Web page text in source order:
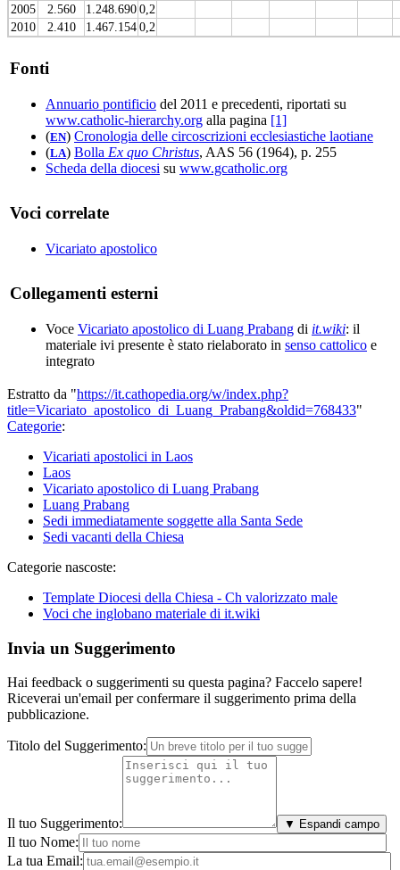
2005
2.560 1.248.6900,2
2010
2.410 1.467.1540,2
Fonti
Annuario pontificio del 2011 e precedenti, riportati su
www.catholic-hierarchy.org alla pagina [1]
(EN) Cronologia delle circoscrizioni ecclesiastiche laotiane
(LA) Bolla Ex quo Christus, AAS 56 (1964), p. 255
Scheda della diocesi su www.gcatholic.org
Voci correlate
Vicariato apostolico
Collegamenti esterni
Voce Vicariato apostolico di Luang Prabang di it.wiki: il
materiale ivi presente è stato rielaborato in senso cattolico e
integrato
Estratto da "https://it.cathopedia.org/w/index.php?
title=Vicariato_apostolico_di_Luang_Prabang&oldid=768433"
Categorie:
Vicariati apostolici in Laos
Laos
Vicariato apostolico di Luang Prabang
Luang Prabang
Sedi immediatamente soggette alla Santa Sede
Sedi vacanti della Chiesa
Categorie nascoste:
Template Diocesi della Chiesa - Ch valorizzato male
Voci che inglobano materiale di it.wiki
Invia un Suggerimento
Hai feedback o suggerimenti su questa pagina? Faccelo sapere!
Riceverai un'email per confermare il suggerimento prima della
pubblicazione.
Titolo del Suggerimento:
Il tuo Suggerimento: ▼ Espandi campo
Il tuo Nome:
La tua Email: